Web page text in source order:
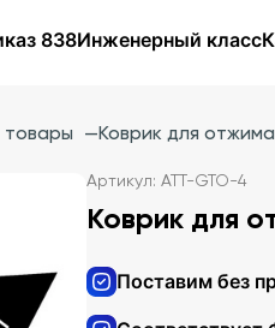
838Инженерный класс
—Коврик для
Артикул: АТТ-GTO-4
Коврик для
Поставим без